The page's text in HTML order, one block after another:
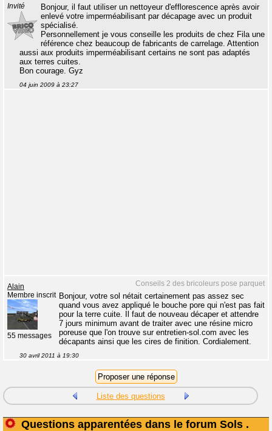
Invité
Bonjour, il faut utiliser un nettoyeur d'efflorescence après avoir
enlevé votre imperméabilisant par décapage avec un produit
spécialisé.
Personnellement je vous conseille les produits de chez Fila une
référence chez beaucoup de fabricants de carrelage. Attention
aussi aux produits imperméabilisant certains ne sont pas adaptés
aux terres cuites.
Bon courage. Gyz
04 juin 2009 à 23:27
Conseils 2 des bricoleurs pose parquet
Alain
Membre inscrit
55 messages
Bonjour, votre sol nétait certainement pas assez sec
quand vous avez appliqué le bouche pore qui n'est pas fait
pour la terre cuite. Il faut de nouveau décaper et attendre
7 jours minimum avant de traiter avec une résine micro
poreuse que l'on trouve sur entretien-sol.com avec les
décapants ainsi que les cires de finition. Cordialement.
30 avril 2011 à 19:30
Liste des questions
Questions apparentées dans le forum Sols .